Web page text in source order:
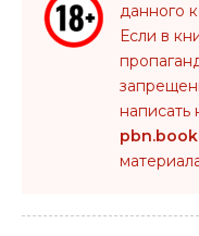
данного
Если в
написать